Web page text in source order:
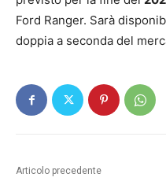
Ford Ranger. Sarà
doppia a seconda del
Articolo precedente